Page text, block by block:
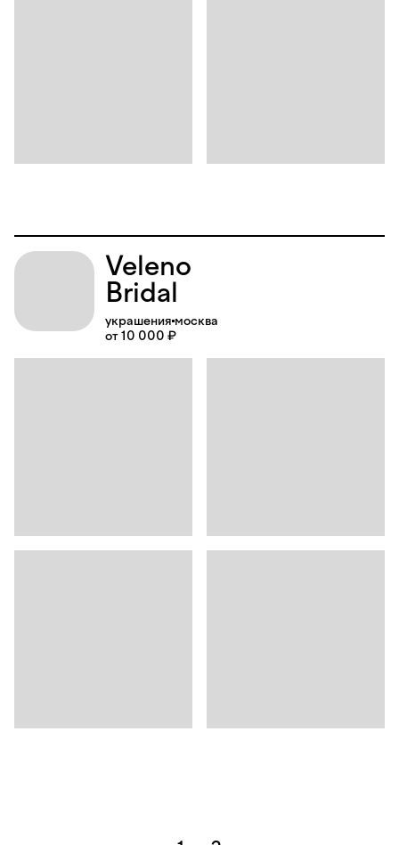
Veleno
Bridal
украшения москва
от 10 000 ₽